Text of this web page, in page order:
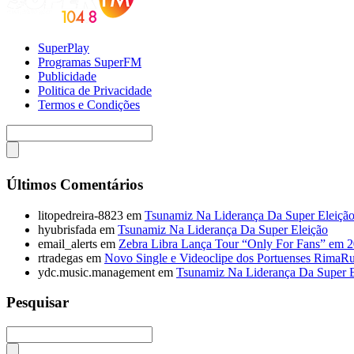
SuperPlay
Programas SuperFM
Publicidade
Politica de Privacidade
Termos e Condições
Últimos Comentários
litopedreira-8823 em Tsunamiz Na Liderança Da Super Eleição
hyubrisfada em Tsunamiz Na Liderança Da Super Eleição
email_alerts em Zebra Libra Lança Tour “Only For Fans” em
rtradegas em Novo Single e Videoclipe dos Portuenses
ydc.music.management em Tsunamiz Na Liderança Da Super
Pesquisar